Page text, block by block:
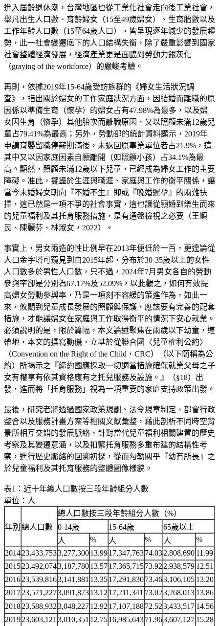
進入屆齡退休潮，台灣地區也從工業化社會走向後工業社會，
舉凡出生人口數、育齡婦女（15至49歲婦女）、生育胎數以及
工作年齡人口數（15至64歲人口），皆呈現逐年減少的發展趨
勢，此一社會變遷底下的人口結構失衡，除了嚴重影響到國家
社會整體經濟發展，經濟產業更是面臨到勞動力銀灰化
（graying of the workforce）的嚴峻考驗。
再則，依據2019年15-64歲受訪族群的《婦女生活狀況調
查》，指出關於婦女的工作家庭狀況方面，因結婚而離職的原
因係以準備生育（懷孕）的婦女占有47.98%為最多，以及婦
女因生育（懷孕）其他胎次而離職原因，又以照顧未滿12歲兒
童占79.41%為最高；另外，勞動部的統計資料顯示，2019年
申請育嬰留職停薪期滿後，未返回原事業單位者占21.9%，這
其中又以因家庭因素自願離開（如照顧小孩）占34.1%為最
高。顯然，照顧未滿12歲以下兒童，已經成為婦女工作的主要
障礙。准此，擺盪於生涯與職涯、家庭與工作的衡平關係，讓
當今未婚婦女朝向『不婚不生』抑或『晚婚遲孕』的兩難抉
擇，這已然是一項不爭的社會事實，這也讓從願婚到樂生而來
的兒童福利及其托育服務措施，是有通盤檢視之必要（王順
民、陳麗芬、林淑女，2022）。
事實上，男女兩造的性比例早在2013年便低於一百，更遑論從
人口金字塔可窺見到自2015年起，分布於30-35歲以上的女性
人口數多於男性人口數，只不過，2024年7月男女各自的勞動
參與率卻是分別為67.17%及52.09%，以此觀之，如何有效提
高婦女勞動參與率，乃是一項刻不容緩的策進作為，如此一
來，攸關到兒童成長發展的照顧與保護，應該要有完善的配套
措施，才能讓婦女在家庭與工作取得衡平的情況下安心就業。
必須說明的是，限於篇幅，本文論述聚焦在兩歲以下幼童，連
帶地，本文的撰寫動機，立基於從聯合國〈兒童權利公約〉
（Convention on the Right of the Child，CRC）（以下簡稱為公
約）所揭示之『締約國應採取一切適當措施確保就業父母之子
女有權享有依其資格應有之托兒服務及設施。』（§18）出
發，進而將「托育服務」視為一項重要的家庭支持政策出發。
最後，研究者將透過國家政策規劃、法令規章制定、部會行政
整合以及服務計畫方案等相關文獻彙整，藉此剖析不同時空背
景所相互交錯的發展脈絡，針對當代兒童福利相關建置的歷史
考察及其變遷意涵，以及扣緊托育服務多重布建的結構性考
察，進行歷史脈絡的回溯初探，從而勾勒關乎『幼有所長』之
於兒童福利及其托育服務的整體圖像樣貌。
表1：近十年總人口數按三段年齡組分人數
單位：人
年別 總人口數
總人口數按三段年齡組分人數（%）
0-14歲
15-64歲
65歲以上
人
% 人 % 人
%
201423,433,7533,277,30013.9917,347,76374.032,808,690 11.99
201523,492,0743,187,78013.5717,365,71573.92 2,938,579 12.51
201623,539,8163,141,881 13.3517,291,83073.463,106,105 13.20
201723,571,2273,091,87313.12 17,211,341 73.023,268,013 13.86
201823,588,9323,048,22712.92 17,107,18872.523,433,517 14.56
201923,603,121 3,010,351 12.7516,985,64371.963,607,127 15.28